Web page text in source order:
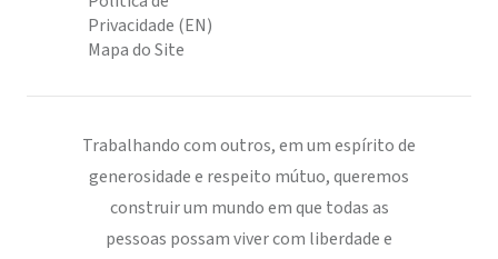
Privacidade (EN)
Mapa do Site
Trabalhando com outros, em um espírito de
generosidade e respeito mútuo, queremos
construir um mundo em que todas as
pessoas possam viver com liberdade e